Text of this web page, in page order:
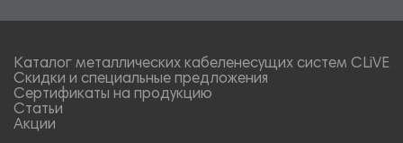
Каталог металлических кабеленесущих систем CLiVE
Скидки и специальные предложения
Сертификаты на продукцию
Статьи
Акции